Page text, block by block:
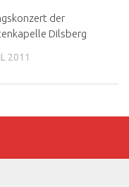
der
Dilsberg
2011